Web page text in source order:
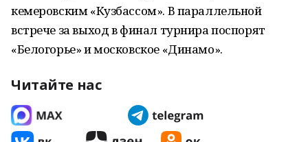
кемеровским «Кузбассом». В параллельной
встрече за выход в финал турнира поспорят
«Белогорье» и московское «Динамо».
Читайте нас